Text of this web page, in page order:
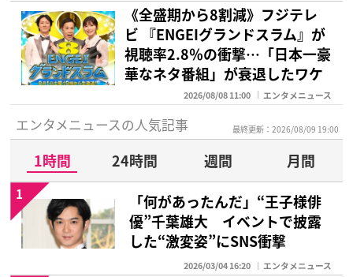
《全盛期から8割減》フジテレ
ビ 『ENGEIグランドスラム』が
視聴率2.8％の衝撃…「日本一豪
華なネタ番組」が衰退したワケ
2026/08/08 11:00 エンタメニュース
エンタメニュースの人気記事 最終更新：2026/08/09 19:00
1時間 24時間 週間
月間
「何があったんだ」“王子様俳
優”千葉雄大 イベントで披露
した“激変姿”にSNS衝撃
2026/03/04 16:20 エンタメニュース
1